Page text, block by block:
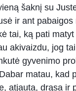
šaknį su
ir ant
tai, ką pati
akivaizdu, jog
gyvenimo
matau, kad
atjauta, drąsa ir